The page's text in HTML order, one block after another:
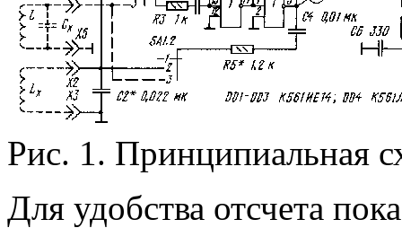
Рис. 1. Принципиальная
Для удобства отсчета